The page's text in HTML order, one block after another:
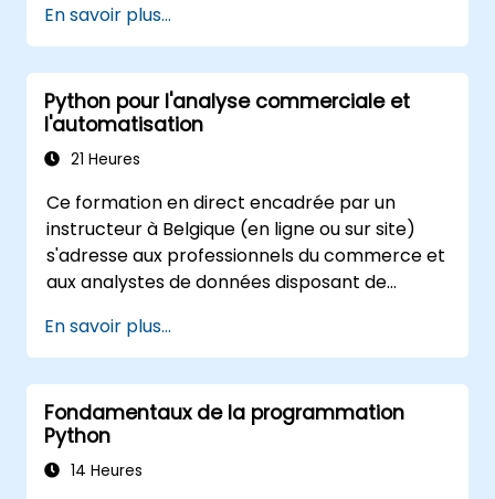
réseaux.
Utiliser GNS3 et Python pour la
programmation réseau.
En savoir plus...
Python pour l'analyse commerciale et
l'automatisation
21 Heures
Ce formation en direct encadrée par un
instructeur à Belgique (en ligne ou sur site)
s'adresse aux professionnels du commerce et
aux analystes de données disposant de
souhaitent utiliser Python pour automatiser
les workflows, analyser les données
commerciales et générer des rapports
dynamiques basés sur Excel.
En savoir plus...
Fondamentaux de la programmation
Python
14 Heures